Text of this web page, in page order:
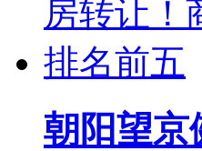
朝阳望京